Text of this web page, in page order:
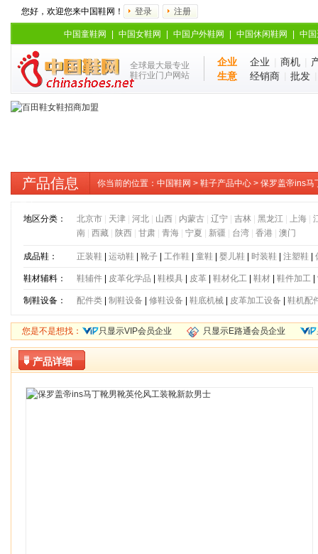
您好，欢迎您来中国鞋网！ 登录 注册
中国童鞋网 中国女鞋网 中国户外鞋网 中国休闲鞋网 中
全球最大最专业
鞋行业门户网站
企业
生意
企业 商机
经销商
批发
产品信息 你当前的位置： 中国鞋网 > 鞋子产品中心 > 保罗盖帝ins马
地区分类：
北京市| 天津| 河北| 山西| 内蒙古| 辽宁| 吉林| 黑龙江 上海|
南| 西藏| 陕西| 甘肃| 青海| 宁夏 新疆 台湾| 香港| 澳门
成品鞋： 正装鞋| 运动鞋| 靴子| 工作鞋| 童鞋| 婴儿鞋| 时装鞋| 注塑鞋|
鞋材辅料： 鞋辅件| 皮革化学品 鞋模具 皮革| 鞋材化工| 鞋材| 鞋件加工|
制鞋设备： 配件类| 制鞋设备 修鞋设备 鞋底机械| 皮革加工设备 鞋机配
您是不是想找： 只显示VIP会员企业 只显示E路通会员企业
产品详细